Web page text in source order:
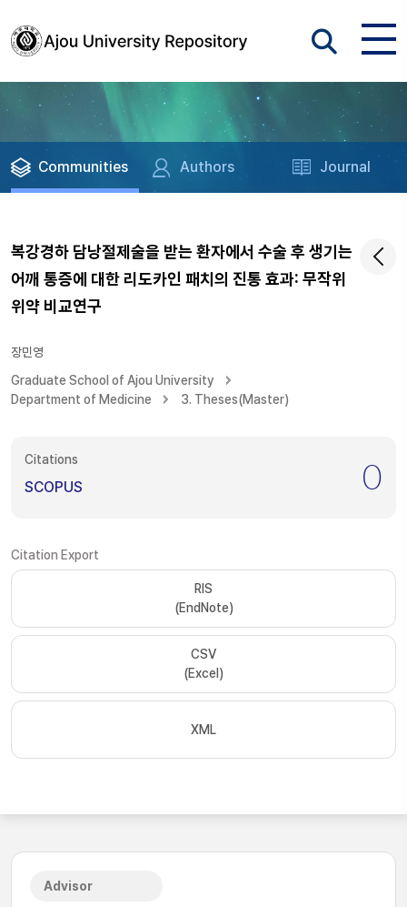
Communities Authors Journal
복강경하 담낭절제술을 받는 환자에서 수술 후 생기는
어깨 통증에 대한 리도카인 패치의 진통 효과: 무작위
위약 비교연구
장민영
Graduate School of Ajou University
Department of Medicine
3. Theses(Master)
Citations
SCOPUS 0
Citation Export
RIS
(EndNote)
CSV
(Excel)
XML
Advisor